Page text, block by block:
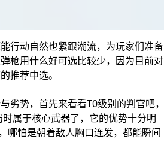
行动自然也紧跟潮流，为玩家们准备
枪用什么好可选比较少，因为目前对
推荐中选。
势，首先来看看T0级别的判官吧，
属于核心武器了，它的优势十分明
哪怕是朝着敌人胸口连发，都能瞬间